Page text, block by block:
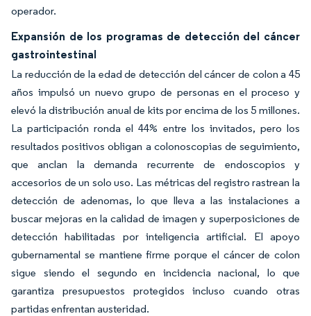
operador.
Expansión de los programas de detección del cáncer
gastrointestinal
La reducción de la edad de detección del cáncer de colon a 45
años impulsó un nuevo grupo de personas en el proceso y
elevó la distribución anual de kits por encima de los 5 millones.
La participación ronda el 44% entre los invitados, pero los
resultados positivos obligan a colonoscopias de seguimiento,
que anclan la demanda recurrente de endoscopios y
accesorios de un solo uso. Las métricas del registro rastrean la
detección de adenomas, lo que lleva a las instalaciones a
buscar mejoras en la calidad de imagen y superposiciones de
detección habilitadas por inteligencia artificial. El apoyo
gubernamental se mantiene firme porque el cáncer de colon
sigue siendo el segundo en incidencia nacional, lo que
garantiza presupuestos protegidos incluso cuando otras
partidas enfrentan austeridad.